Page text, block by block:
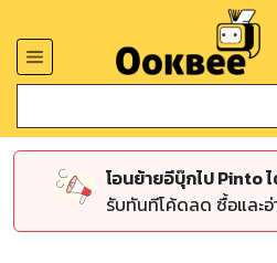
โอนย้ายอีบุ๊กไป Pinto
รับทันทีโค้ดลด ซื้อและ